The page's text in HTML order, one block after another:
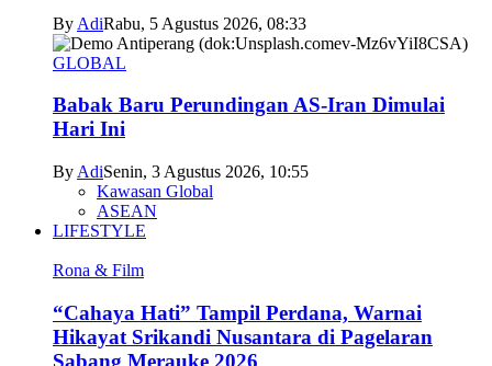
By AdiRabu, 5 Agustus 2026, 08:33
GLOBAL
Babak Baru Perundingan AS-Iran Dimulai
Hari Ini
By AdiSenin, 3 Agustus 2026, 10:55
Kawasan Global
ASEAN
LIFESTYLE
Rona & Film
“Cahaya Hati” Tampil Perdana, Warnai
Hikayat Srikandi Nusantara di Pagelaran
Sabang Merauke 2026